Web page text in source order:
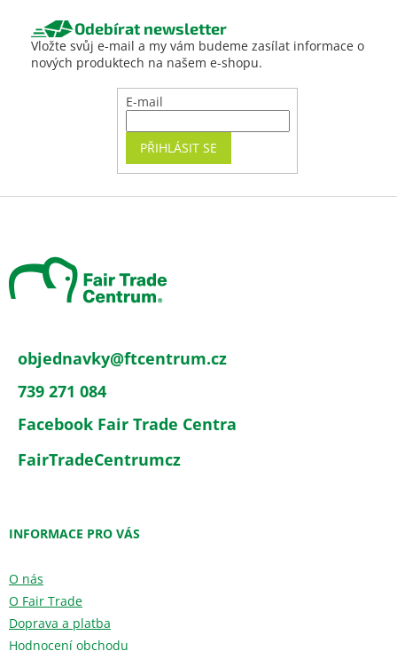
Odebírat newsletter
Vložte svůj e-mail a my vám budeme zasílat informace o
nových produktech na našem e-shopu.
E-mail
PŘIHLÁSIT SE
objednavky@ftcentrum.cz
739 271 084
Facebook Fair Trade Centra
FairTradeCentrumcz
INFORMACE PRO VÁS
O nás
O Fair Trade
Doprava a platba
Hodnocení obchodu